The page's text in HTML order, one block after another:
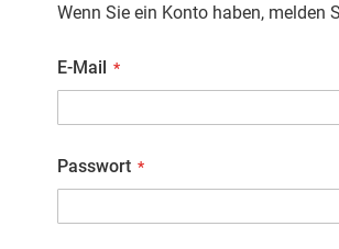
Wenn Sie ein Konto haben, melden
E-Mail
Passwort